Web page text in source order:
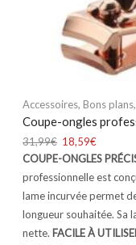
Accessoires, Bons plans,
Coupe-ongles
31,99€ 18,59€
COUPE-ONGLES
professionnelle est
lame incurvée permet
longueur souhaitée. Sa
nette. FACILE À